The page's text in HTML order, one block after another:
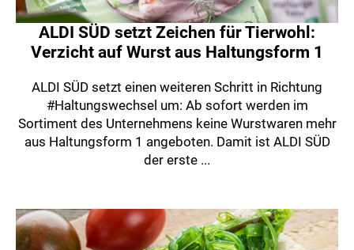
ALDI SÜD setzt Zeichen für Tierwohl:
Verzicht auf Wurst aus Haltungsform 1
ALDI SÜD setzt einen weiteren Schritt in Richtung
#Haltungswechsel um: Ab sofort werden im
Sortiment des Unternehmens keine Wurstwaren mehr
aus Haltungsform 1 angeboten. Damit ist ALDI SÜD
der erste ...